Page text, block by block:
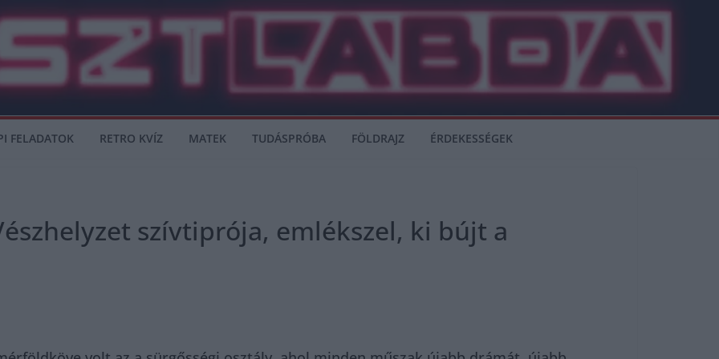
FELADATOK RETRO KVÍZ MATEK TUDÁSPRÓBA FÖLDRAJZ ÉRDEKESSÉGEK
szívtiprója, emlékszel, ki bújt a